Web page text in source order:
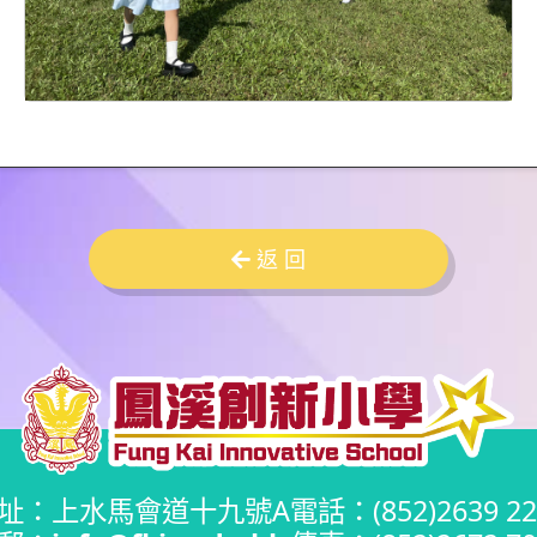
返 回
：上水馬會道十九號A電話：(852)2639